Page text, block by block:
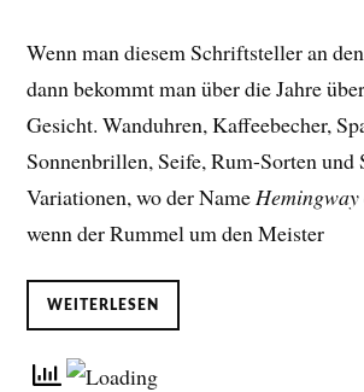
Wenn man diesem Schriftsteller an
dann bekommt man über die Jahre
Gesicht. Wanduhren, Kaffeebecher,
Sonnenbrillen, Seife, Rum-Sorten und
Variationen, wo der NameHemingway
wenn der Rummel um den Meister
WEITERLESEN